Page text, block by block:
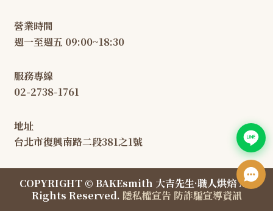
營業時間
週一至週五 09:00~18:30
服務專線
02-2738-1761
地址
台北市復興南路二段381之1號
COPYRIGHT © BAKEsmith 大吉先生·職人烘焙 All
Rights Reserved. 隱私權宣告 防詐騙宣導資訊